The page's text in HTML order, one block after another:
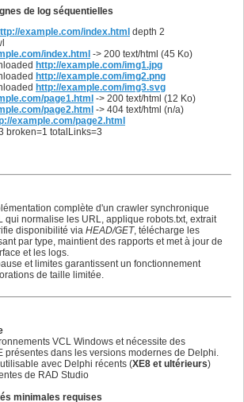
de log séquentielles
example.com/index.html depth 2
index.html -> 200 text/html (45 Ko)
http://example.com/img1.jpg
http://example.com/img2.png
http://example.com/img3.svg
page1.html -> 200 text/html (12 Ko)
page2.html -> 404 text/html (n/a)
example.com/page2.html
broken=1 totalLinks=3
complète d'un crawler synchronique
qui normalise les URL, applique robots.txt, extrait
disponibilité via HEAD/GET, télécharge les
par type, maintient des rapports et met à jour de
et les logs.
et limites garantissent un fonctionnement
de taille limitée.
VCL Windows et nécessite des
présentes dans les versions modernes de Delphi.
avec Delphi récents (XE8 et ultérieurs)
de RAD Studio
minimales requises